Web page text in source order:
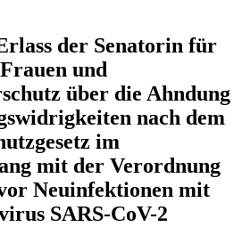
der Senatorin für
und
über die Ahndung
nach dem
im
mit der Verordnung
Neuinfektionen mit
SARS-CoV-2